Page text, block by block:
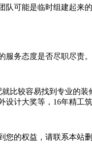
可能是临时组建起来
务态度是否尽职尽责。
比较容易找到专业的
计大奖等，16年精工筑
的权益，请联系本站删